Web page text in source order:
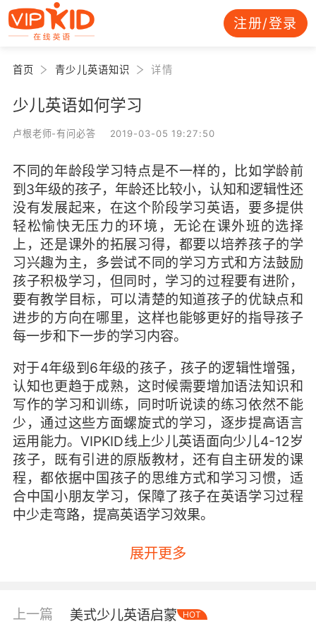
注册/登录
首页 青少儿英语知识 详情
少儿英语如何学习
卢根老师-有问必答 2019-03-05 19:27:50
不同的年龄段学习特点是不一样的，比如学龄前
到3年级的孩子，年龄还比较小，认知和逻辑性还
没有发展起来，在这个阶段学习英语，要多提供
轻松愉快无压力的环境，无论在课外班的选择
上，还是课外的拓展习得，都要以培养孩子的学
习兴趣为主，多尝试不同的学习方式和方法鼓励
孩子积极学习，但同时，学习的过程要有进阶，
要有教学目标，可以清楚的知道孩子的优缺点和
进步的方向在哪里，这样也能够更好的指导孩子
每一步和下一步的学习内容。
对于4年级到6年级的孩子，孩子的逻辑性增强，
认知也更趋于成熟，这时候需要增加语法知识和
写作的学习和训练，同时听说读的练习依然不能
少，通过这些方面螺旋式的学习，逐步提高语言
运用能力。VIPKID线上少儿英语面向少儿4-12岁
孩子，既有引进的原版教材，还有自主研发的课
程，都依据中国孩子的思维方式和学习习惯，适
合中国小朋友学习，保障了孩子在英语学习过程
中少走弯路，提高英语学习效果。
展开更多
上一篇 美式少儿英语启蒙 HOT